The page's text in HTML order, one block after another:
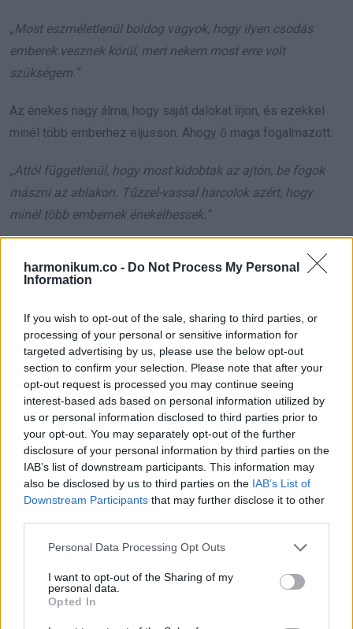
harmonikum.co - Do Not Process My Personal
Information
If you wish to opt-out of the sale, sharing to third parties, or
processing of your personal or sensitive information for
targeted advertising by us, please use the below opt-out
section to confirm your selection. Please note that after your
opt-out request is processed you may continue seeing
interest-based ads based on personal information utilized by
us or personal information disclosed to third parties prior to
your opt-out. You may separately opt-out of the further
disclosure of your personal information by third parties on the
IAB’s list of downstream participants. This information may
also be disclosed by us to third parties on the IAB’s List of
Downstream Participants that may further disclose it to other
Please note that this website/app uses one or more Google
not limited to your visit or usage behaviour. You may click to
grant or deny consent to Google and its third-party tags to
use your data for below specified purposes in below Google
consent section.
Personal Data Processing Opt Outs
I want to opt-out of the Sharing of my
personal data.
Opted In
„Most eszméletlenül boldog vagyok, hogy ilyen csodás
emberek vesznek körül, mert nekem most erre volt
szükségem.”
Az énekes nagy álma, hogy saját dalokat írjon, és ezekkel
minél több emberhez eljusson. Ahogy ő maga fogalmazott:
„Attól függetlenül, hogy most kidobtak az ajtón, be fogok
mászni az ablakon. Tűzzel-vassal harcolok azért, hogy
minél több embernek énekelhessek.”
Bence köszönetet mondott azoknak, akik végig támogatták,
és ígéretet tett, hogy nem hagyja veszni a tehetségét. Bár a
számára, és biztos, hogy hallunk még róla a jövőben.
Az X-Faktor harmadik élő show-ja egy újabb emlékezetes
fejezetet írt a műsor történetében, Szabó Bence pedig
bebizonyította, hogy az igazi tehetség nem a kiesés
pillanatában ér véget, hanem ott kezdődik igazán.
@a.szabobenceAhogy Gáspár Laci mondta,
ne akarjunk a teniszezőből focistát, és a
focistából teniszezőt. Mind a kettő sport mind
a kettő labdajáték, de mégis nagyon más.
Köszönök mindent! Hajrá minőségi zene!